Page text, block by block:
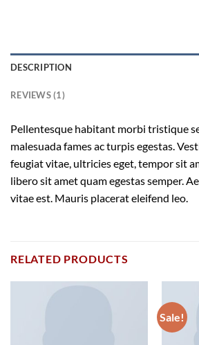
DESCRIPTION
REVIEWS (1)
Pellentesque habitant morbi tristique
malesuada fames ac turpis egestas.
feugiat vitae, ultricies eget, tempor sit
libero sit amet quam egestas semper.
vitae est. Mauris placerat eleifend leo.
RELATED PRODUCTS
Sale!